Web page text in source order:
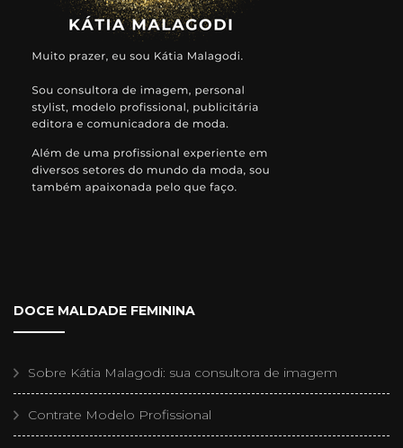
DOCE MALDADE FEMININA
Sobre Kátia Malagodi: sua consultora de imagem
Contrate Modelo Profissional